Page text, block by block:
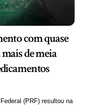
com quase
de meia
(PRF) resultou na